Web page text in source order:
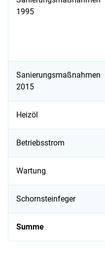
1995
Sanierungsmaßnahmen
2015
Heizöl
Betriebsstrom
Wartung
Schornsteinfeger
Summe